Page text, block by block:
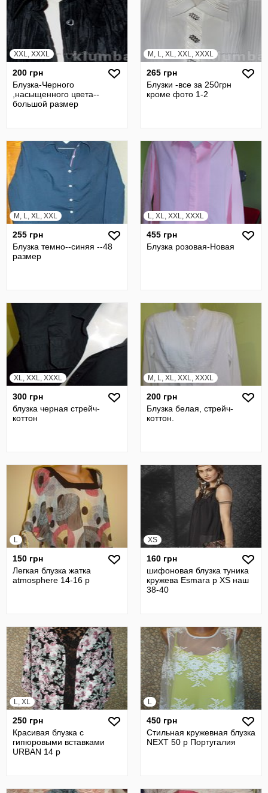
XXL, XXXL
200 грн
Блузка-Черного
,насыщенного цвета--
большой размер
M, L, XL, XXL, XXXL
265 грн
Блузки -все за 250грн
кроме фото 1-2
M, L, XL, XXL
255 грн
Блузка темно--синяя --48
размер
L, XL, XXL, XXXL
455 грн
Блузка розовая-Новая
XL, XXL, XXXL
300 грн
блузка черная стрейч-
коттон
M, L, XL, XXL, XXXL
200 грн
Блузка белая, стрейч-
коттон.
L
150 грн
Легкая блузка жатка
atmosphere 14-16 р
XS
160 грн
шифоновая блузка туника
кружева Esmara р XS наш
38-40
L, XL
250 грн
Красивая блузка с
гипюровыми вставками
URBAN 14 р
L
450 грн
Стильная кружевная блузка
NEXT 50 р Португалия